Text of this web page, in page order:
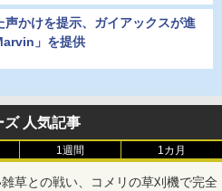
声かけを提示、ガイアックスが進
」を提供
人気記事
1週間 1カ月
草との戦い、コメリの草刈機で完全